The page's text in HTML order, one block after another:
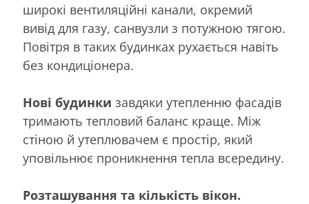
широкі вентиляційні канали, окремий
вивід для газу, санвузли з потужною тягою.
Повітря в таких будинках рухається навіть
без кондиціонера.
Нові будинки завдяки утепленню фасадів
тримають тепловий баланс краще. Між
стіною й утеплювачем є простір, який
уповільнює проникнення тепла всередину.
Розташування та кількість вікон.